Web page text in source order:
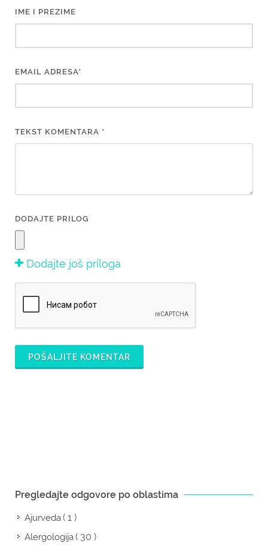
IME I PREZIME
EMAIL ADRESA*
TEKST KOMENTARA *
DODAJTE PRILOG
Dodajte još priloga
POŠALJITE KOMENTAR
Pregledajte odgovore po oblastima
Ajurveda( 1 )
Alergologija( 30 )